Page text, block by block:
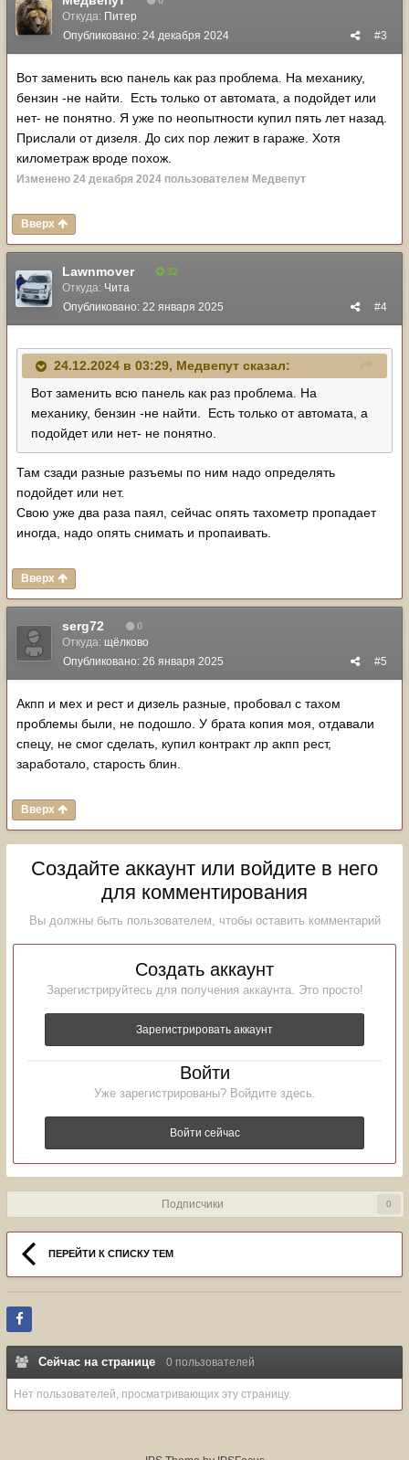
Откуда: Питер
#3
Опубликовано: 24 декабря 2024
Вот заменить всю панель как раз проблема. На механику,
бензин -не найти. Есть только от автомата, а подойдет или
нет- не понятно. Я уже по неопытности купил пять лет назад.
Прислали от дизеля. До сих пор лежит в гараже. Хотя
километраж вроде похож.
Изменено 24 декабря 2024 пользователем Медвепут
Вверх
Lawnmover 32
Откуда: Чита
#4
Опубликовано: 22 января 2025
24.12.2024 в 03:29, Медвепут сказал:
Вот заменить всю панель как раз проблема. На
механику, бензин -не найти. Есть только от автомата, а
подойдет или нет- не понятно.
Там сзади разные разъемы по ним надо определять
подойдет или нет.
Свою уже два раза паял, сейчас опять тахометр пропадает
иногда, надо опять снимать и пропаивать.
Вверх
serg72 0
Откуда: щёлково
#5
Опубликовано: 26 января 2025
Акпп и мех и рест и дизель разные, пробовал с тахом
проблемы были, не подошло. У брата копия моя, отдавали
спецу, не смог сделать, купил контракт лр акпп рест,
заработало, старость блин.
Вверх
Создайте аккаунт или войдите в него
для комментирования
Вы должны быть пользователем, чтобы оставить комментарий
Создать аккаунт
Зарегистрируйтесь для получения аккаунта. Это просто!
Зарегистрировать аккаунт
Войти
Уже зарегистрированы? Войдите здесь.
Войти сейчас
Подписчики 0
ПЕРЕЙТИ К СПИСКУ ТЕМ
Сейчас на странице 0 пользователей
Нет пользователей, просматривающих эту страницу.